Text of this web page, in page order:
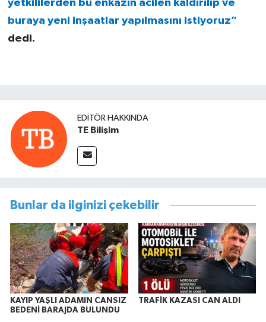
yetkililerden bu enkazın acilen kaldırılıp ve
buraya yeni inşaatlar yapılmasını istiyoruz”
dedi.
EDITÖR HAKKINDA
TE Bilişim
Bunlar da ilginizi çekebilir
KAYIP YAŞLI ADAMIN CANSIZ
BEDENİ BARAJDA BULUNDU
TRAFİK KAZASI CAN ALDI